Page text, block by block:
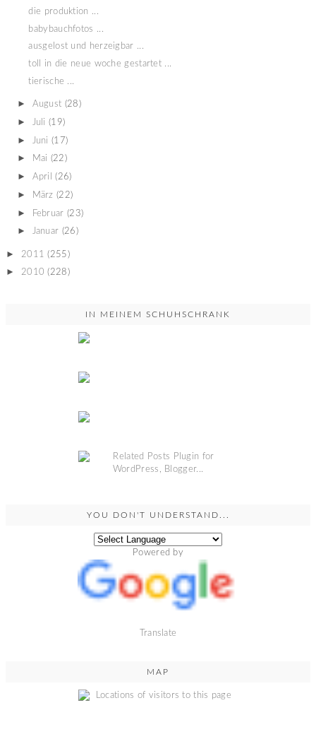
die produktion ...
babybauchfotos ...
ausgelost und herzeigbar ...
toll in die neue woche gestartet ...
tierische ...
► August (28)
► Juli (19)
► Juni (17)
► Mai (22)
► April (26)
► März (22)
► Februar (23)
► Januar (26)
► 2011 (255)
► 2010 (228)
IN MEINEM SCHUHSCHRANK
YOU DON'T UNDERSTAND...
Powered by
Translate
MAP